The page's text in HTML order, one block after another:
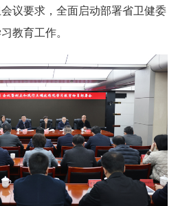
议要求，全面启动部署省卫健委
教育工作。